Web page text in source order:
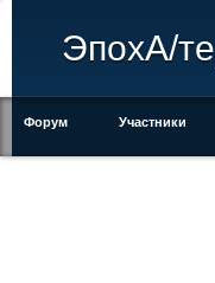
ЭпохА/
Форум Участники